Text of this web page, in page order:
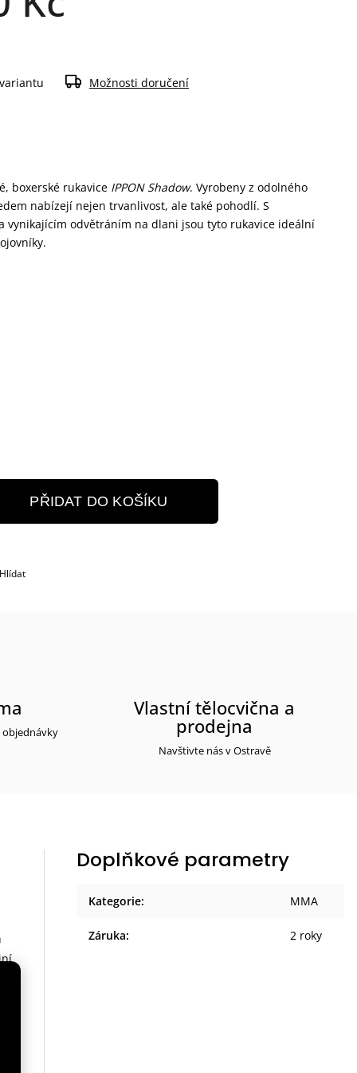
boxerské rukavice IPPON Shadow. Vyrobeny z odolného
nabízejí nejen trvanlivost, ale také pohodlí. S
vynikajícím odvětráním na dlani jsou tyto rukavice ideální
Možnosti doručení
PŘIDAT DO KOŠÍKU
Hlídat
objednávky
Vlastní tělocvična a
prodejna
Navštivte nás v Ostravě
Doplňkové parametry
Kategorie: MMA
Záruka: 2 roky